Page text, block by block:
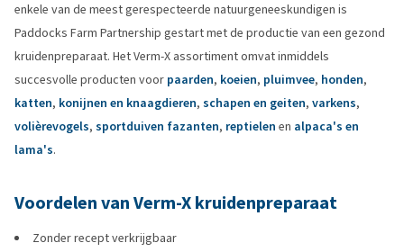
enkele van de meest gerespecteerde natuurgeneeskundigen is
Paddocks Farm Partnership gestart met de productie van een gezond
kruidenpreparaat. Het Verm-X assortiment omvat inmiddels
succesvolle producten voor paarden, koeien, pluimvee, honden,
katten, konijnen en knaagdieren, schapen en geiten, varkens,
volièrevogels, sportduiven fazanten, reptielen en alpaca's en
lama's.
Voordelen van Verm-X kruidenpreparaat
Zonder recept verkrijgbaar